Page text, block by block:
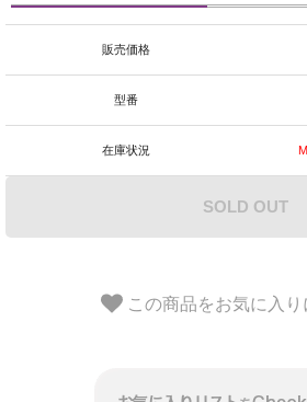
販売価格
型番
在庫状況
SOLD OUT
この商品をお気に入り